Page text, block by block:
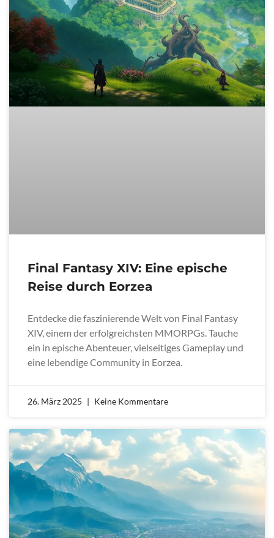
Final Fantasy XIV: Eine epische
Reise durch Eorzea
Entdecke die faszinierende Welt von Final Fantasy
XIV, einem der erfolgreichsten MMORPGs. Tauche
ein in epische Abenteuer, vielseitiges Gameplay und
eine lebendige Community in Eorzea.
26. März 2025 Keine Kommentare